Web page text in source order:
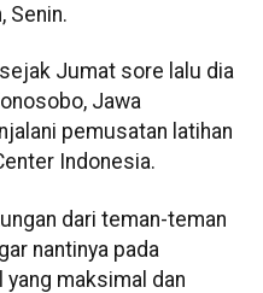
Senin.
Jumat sore lalu dia
Jawa
pemusatan latihan
Indonesia.
dari teman-teman
nantinya pada
yang maksimal dan